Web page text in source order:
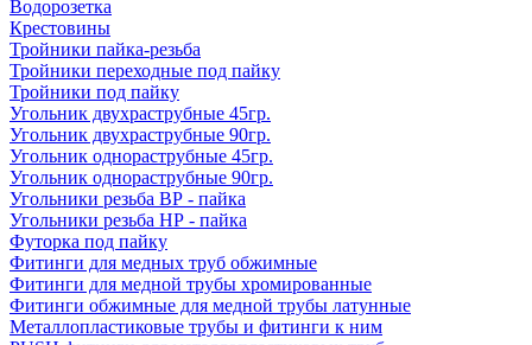
Водорозетка
Крестовины
Тройники пайка-резьба
Тройники переходные под пайку
Тройники под пайку
Угольник двухраструбные 45гр.
Угольник двухраструбные 90гр.
Угольник однораструбные 45гр.
Угольник однораструбные 90гр.
Угольники резьба ВР - пайка
Угольники резьба НР - пайка
Футорка под пайку
Фитинги для медных труб обжимные
Фитинги для медной трубы хромированные
Фитинги обжимные для медной трубы латунные
Металлопластиковые трубы и фитинги к ним